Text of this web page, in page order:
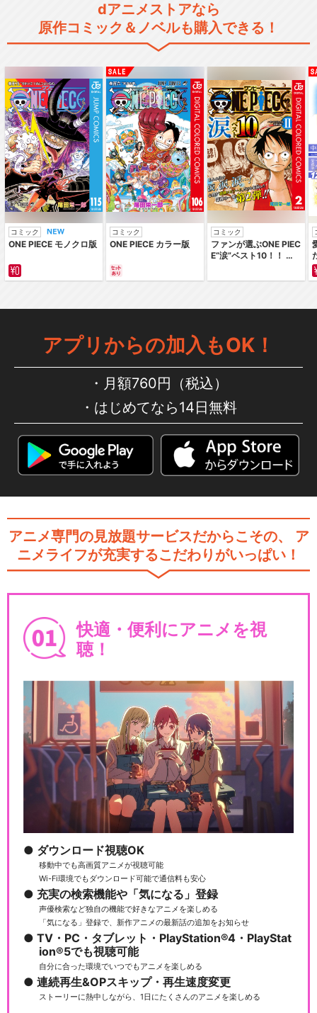
dアニメストアなら
原作コミック＆ノベルも購入できる！
コミック
ONE PIECE モノクロ版
コミック
ONE PIECE カラー版
コミック
ファンが選ぶONE PIEC
E“涙”ベスト10！！ ～
編～ カラー版
アプリからの加入もOK！
月額760円（税込）
はじめてなら14日無料
アニメ専門の見放題サービスだからこその、
ア
ニメライフが充実するこだわりがいっぱい！
快適・便利にアニメを視
聴！
ダウンロード視聴OK
移動中でも高画質アニメが視聴可能
Wi-Fi環境でもダウンロード可能で通信料も安心
充実の検索機能や「気になる」登録
声優検索など独自の機能で好きなアニメを楽しめる
「気になる」登録で、新作アニメの最新話の追加をお知らせ
TV・PC・タブレット・PlayStation®4・PlayStat
ion®5でも視聴可能
自分に合った環境でいつでもアニメを楽しめる
連続再生&OPスキップ・再生速度変更
ストーリーに熱中しながら、1日にたくさんのアニメを楽しめる